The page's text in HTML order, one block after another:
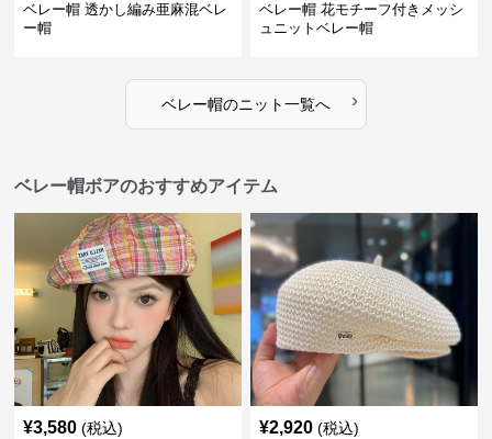
ベレー帽 透かし編み亜麻混ベレ
ー帽
ベレー帽 花モチーフ付きメッシ
ュニットベレー帽
ベレー帽のニット一覧へ ›
ベレー帽ボアのおすすめアイテム
¥3,580 (税込) ¥2,920 (税込)